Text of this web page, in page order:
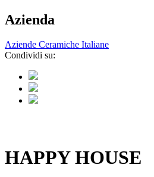
Azienda
Aziende Ceramiche Italiane
Condividi su:
HAPPY HOUSE